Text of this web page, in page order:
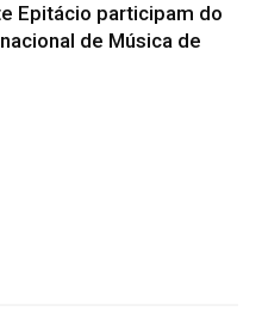
Epitácio participam do
de Música de